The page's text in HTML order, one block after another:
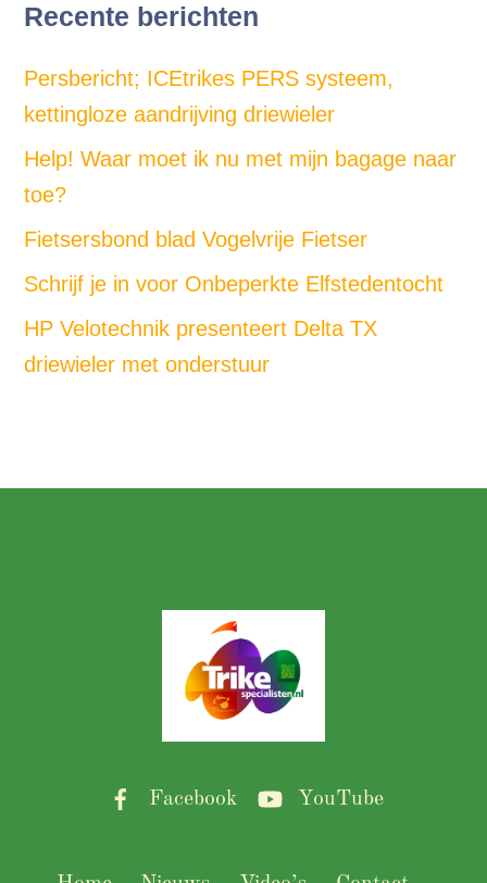
Recente berichten
Persbericht; ICEtrikes PERS systeem,
kettingloze aandrijving driewieler
Help! Waar moet ik nu met mijn bagage naar
toe?
Fietsersbond blad Vogelvrije Fietser
Schrijf je in voor Onbeperkte Elfstedentocht
HP Velotechnik presenteert Delta TX
driewieler met onderstuur
Back
To
Top
Facebook YouTube